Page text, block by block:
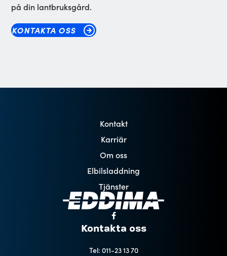
på din lantbruksgård.
KONTAKTA OSS
Kontakt
Karriär
Om oss
Elbilsladdning
Tjänster
Kontakta oss
Tel: 011-23 13 70